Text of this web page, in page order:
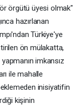
örgütü üyesi olmak"
hazırlanan
Türkiye'ye
ön mülakatta,
imkansız
ile mahalle
inisiyatifin
kişinin